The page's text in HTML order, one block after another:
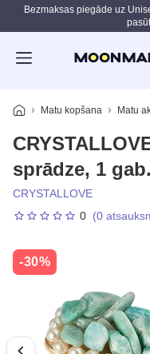
Pāriet uz galveno
Bezmaksas piegāde uz
Matu kopšana Matu
sprādze, 1 gab.
CRYSTALLOVE
0 (0
-30%